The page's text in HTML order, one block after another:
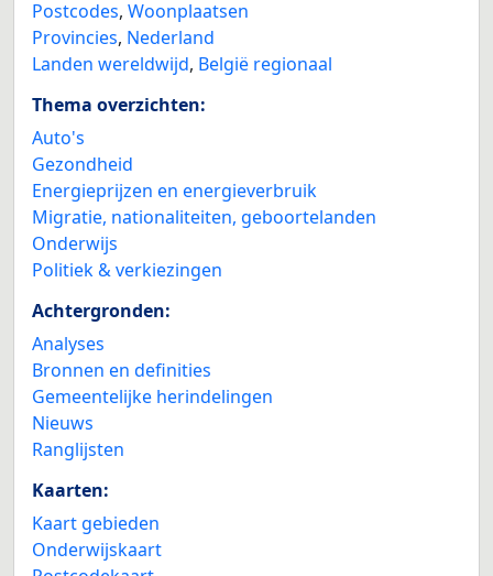
Postcodes, Woonplaatsen
Provincies, Nederland
Landen wereldwijd, België regionaal
Thema overzichten:
Auto's
Gezondheid
Energieprijzen en energieverbruik
Migratie, nationaliteiten, geboortelanden
Onderwijs
Politiek & verkiezingen
Achtergronden:
Analyses
Bronnen en definities
Gemeentelijke herindelingen
Nieuws
Ranglijsten
Kaarten:
Kaart gebieden
Onderwijskaart